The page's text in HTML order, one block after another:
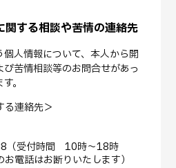
関する相談や苦情の連絡先
人情報について、本人から開
苦情相談等のお問合せがあっ
。
る連絡先＞
受付時間 10時～18時
電話はお断りいたします）